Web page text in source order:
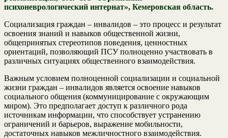
психоневрологический интернат», Кемеровская область.
Социализация граждан – инвалидов – это процесс и результат
освоения знаний и навыков общественной жизни,
общепринятых стереотипов поведения, ценностных
ориентаций, позволяющий ПСУ полноценно участвовать в
различных ситуациях общественного взаимодействия.
Важным условием полноценной социализации и социальной
жизни граждан – инвалидов является освоение навыков
социального общения (коммуницирование с окружающим
миром). Это предполагает доступ к различного рода
источникам информации, что способствует устранению
ограничений и барьеров, выражение мобильности,
достаточных навыков межличностного взаимодействия.